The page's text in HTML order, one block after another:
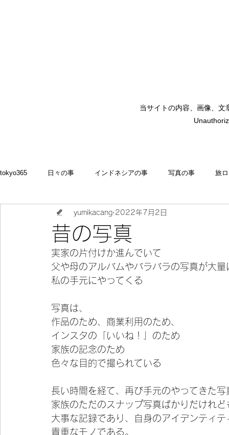
当サイトの内容、画像、
tokyo365 日々の事 インドネシアの事 写真の事 旅
食いしん坊 blog お料理・memasak
今宵の一冊
昔の写真
yumikacang 2022年7月2日
実家の片付けか進んでいて
父や母のアルバムやバラバラの写真が大量
私の手元にやってくる
写真は、
作品のため、商業利用のため、
インスタの「いいね！」のため
家族の記念のため
色々な目的で撮られている
長い時間を経て、再び手元のやってきた写
家族のただのスナップ写真ばかりだけれど
大事な記録であり、自身のアイデンティ
貴重なモノである。